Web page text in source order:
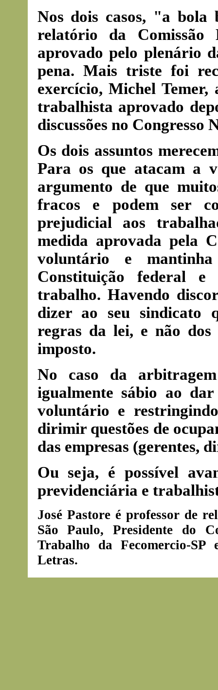
Nos dois casos, "a
relatório da
aprovado pelo plenário
pena. Mais triste foi
exercício, Michel
trabalhista aprovado
discussões no Congresso
Os dois assuntos
Para os que atacam a
argumento de que
fracos e podem ser
prejudicial aos
medida aprovada pela
voluntário e
Constituição federal
trabalho. Havendo
dizer ao seu sindicato
regras da lei, e não dos
imposto.
No caso da
igualmente sábio ao
voluntário e
dirimir questões de
das empresas (gerentes,
Ou seja, é possível
previdenciária e
José Pastore é professor de
São Paulo, Presidente do
Trabalho da Fecomercio-
Letras.